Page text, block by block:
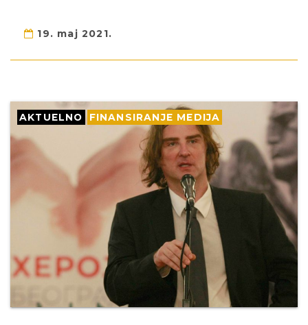
19. maj 2021.
AKTUELNO FINANSIRANJE MEDIJA